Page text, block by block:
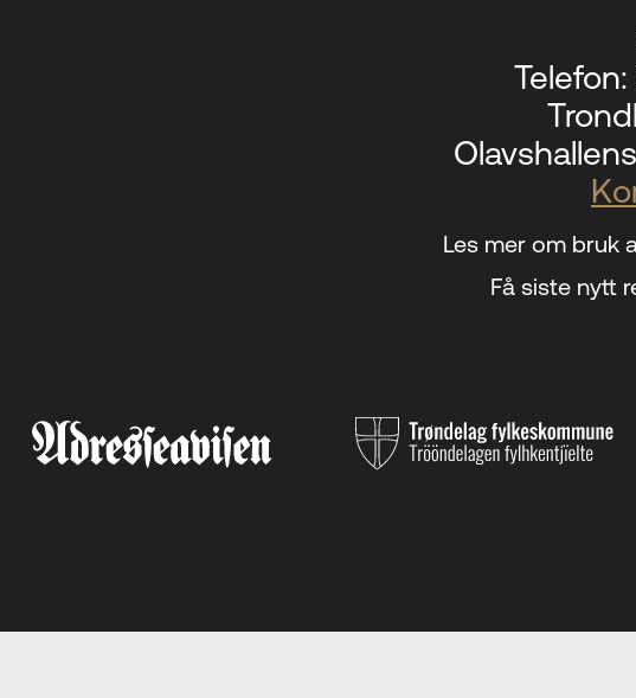
Telefon:
Les mer om bruk
Få siste nytt